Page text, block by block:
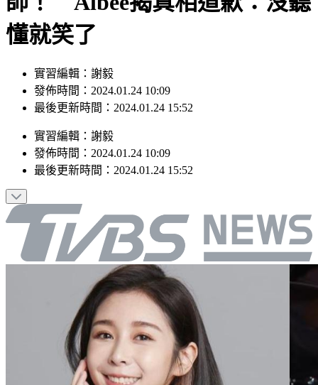
師！ Albee揭真相道歉：沒聽
懂就笑了
實習編輯：謝毅
發佈時間：2024.01.24 10:09
實習編輯 ： 謝毅
發佈時間：2024.01.24 10:09